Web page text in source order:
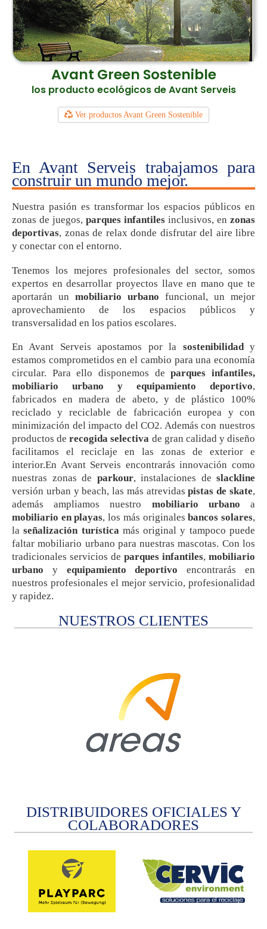
Avant Green Sostenible
los producto ecológicos de Avant Serveis
Ver productos Avant Green Sostenible
En Avant Serveis trabajamos para
construir un mundo mejor.
Nuestra pasión es transformar los espacios públicos en
zonas de juegos, parques infantiles inclusivos, en zonas
deportivas, zonas de relax donde disfrutar del aire libre
y conectar con el entorno.
Tenemos los mejores profesionales del sector, somos
expertos en desarrollar proyectos llave en mano que te
aportarán un mobiliario urbano funcional, un mejor
aprovechamiento de los espacios públicos y
transversalidad en los patios escolares.
En Avant Serveis apostamos por la sostenibilidady
estamos comprometidos en el cambio para una economía
circular. Para ello disponemos deparques infantiles,
mobiliario urbano y equipamiento deportivo,
fabricados en madera de abeto, y de plástico 100%
reciclado y reciclable de fabricación europea y con
minimización del impacto del CO2. Además con nuestros
productos derecogida selectiva de gran calidad y diseño
facilitamos el reciclaje en las zonas de exterior e
interior.En Avant Serveis encontrarás innovación como
nuestras zonas de parkour, instalaciones de slackline
versión urban y beach, las más atrevidaspistas de skate,
además ampliamos nuestro mobiliario urbano a
mobiliario en playas, los más originalesbancos solares,
laseñalización turísticamás original y tampoco puede
faltar mobiliario urbano para nuestras mascotas. Con los
tradicionales servicios de parques infantiles, mobiliario
urbano y equipamiento deportivo encontrarás en
nuestros profesionales el mejor servicio, profesionalidad
y rapidez.
NUESTROS CLIENTES
DISTRIBUIDORES OFICIALES Y
COLABORADORES